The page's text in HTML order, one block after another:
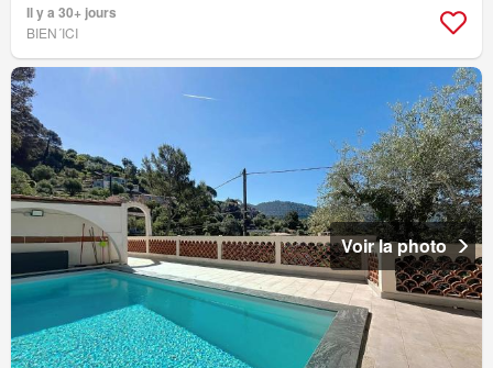
Il y a 30+ jours
BIEN´ICI
Voir la photo